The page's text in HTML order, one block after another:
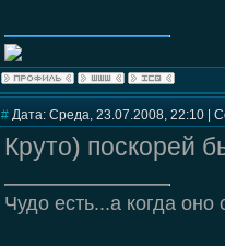
# Дата: Среда, 23.07.2008, 22:10 |
Круто) поскорей
Чудо есть...а когда оно